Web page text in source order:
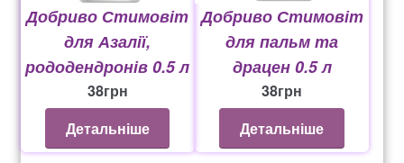
Добриво Стимовіт
для Азалії,
рододендронів 0.5 л
38грн
Детальніше
Добриво Стимовіт
для пальм та
драцен 0.5 л
38грн
Детальніше